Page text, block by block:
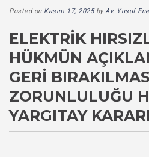
Posted on Kasım 17, 2025byAv. Yusuf
ELEKTRIK
HÜKMÜN
GERI
ZORUNLULUĞU
YARGITAY KARARI